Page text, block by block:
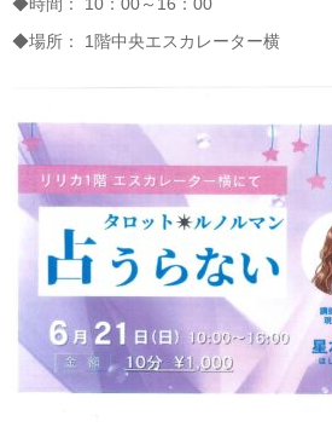
◆時間： 10：00～16：00
◆場所： 1階中央エスカレーター横